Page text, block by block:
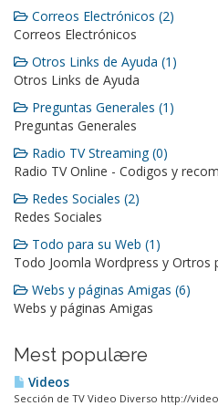
Correos Electrónicos (2)
Correos Electrónicos
Otros Links de Ayuda (1)
Otros Links de Ayuda
Preguntas Generales (1)
Preguntas Generales
Radio TV Streaming (0)
Radio TV Online - Codigos y
Redes Sociales (2)
Redes Sociales
Todo para su Web (1)
Todo Joomla Wordpress y Ortros
Webs y páginas Amigas (6)
Webs y páginas Amigas
Mest populære
Videos
Sección de TV Video Diverso http://